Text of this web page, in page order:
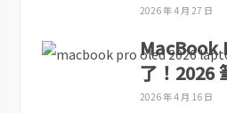
2026 年 4 月 27 日
MacBook
了！2026
2026 年 4 月 16 日